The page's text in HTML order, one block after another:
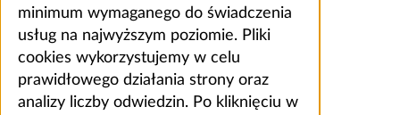
minimum wymaganego do świadczenia
usług na najwyższym poziomie. Pliki
cookies wykorzystujemy w celu
prawidłowego działania strony oraz
analizy liczby odwiedzin. Po kliknięciu w